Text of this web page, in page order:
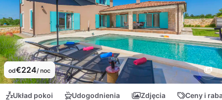
od€224/ noc
Układ pokoi Udogodnienia Zdjęcia Ceny i